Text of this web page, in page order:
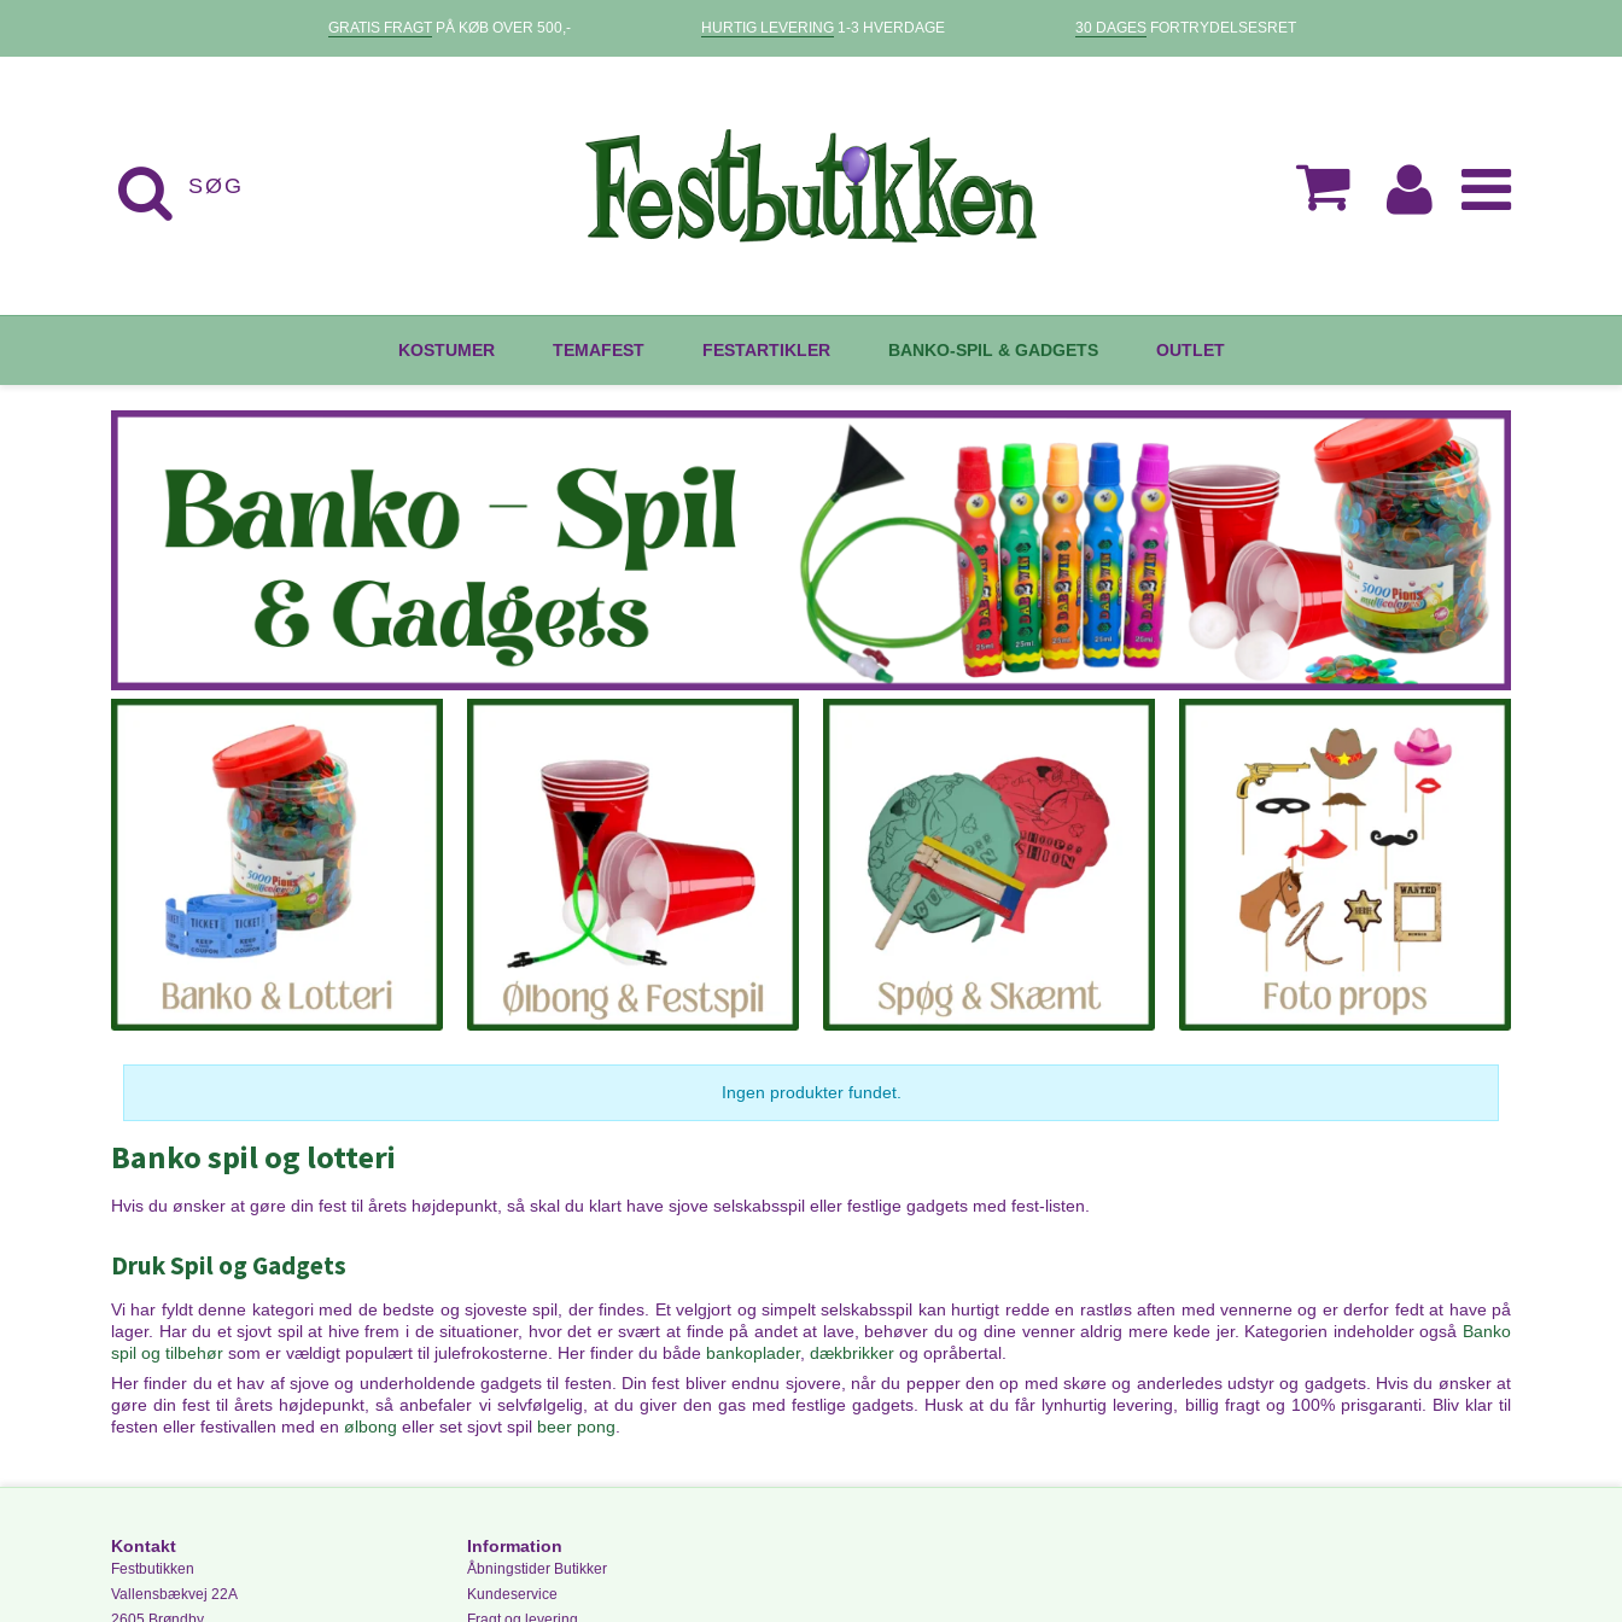
GRATIS FRAGTPÅ KØB OVER 500,- HURTIG LEVERING1-3 HVERDAGE 30 DAGESFORTRYDELSESRET
KOSTUMER TEMAFEST FESTARTIKLER BANKO-SPIL & GADGETS OUTLET
Ingen produkter fundet.
Banko spil og lotteri
Hvis du ønsker at gøre din fest til årets højdepunkt, så skal du klart have sjove selskabsspil eller festlige gadgets med fest-listen.
Druk Spil og Gadgets
Vi har fyldt denne kategori med de bedste og sjoveste spil, der findes. Et velgjort og simpelt selskabsspil kan hurtigt redde en rastløs aften med vennerne og er derfor fedt at have på
lager. Har du et sjovt spil at hive frem i de situationer, hvor det er svært at finde på andet at lave, behøver du og dine venner aldrig mere kede jer. Kategorien indeholder også Banko
spil og tilbehør som er vældigt populært til julefrokosterne. Her finder du både bankoplader, dækbrikker og opråbertal.
Her finder du et hav af sjove og underholdende gadgets til festen. Din fest bliver endnu sjovere, når du pepper den op med skøre og anderledes udstyr og gadgets. Hvis du ønsker at
gøre din fest til årets højdepunkt, så anbefaler vi selvfølgelig, at du giver den gas med festlige gadgets. Husk at du får lynhurtig levering, billig fragt og 100% prisgaranti. Bliv klar til
festen eller festivallen med en ølbong eller set sjovt spil beer pong
Kontakt
Festbutikken
Vallensbækvej 22A
Information
Åbningstider Butikker
Kundeservice